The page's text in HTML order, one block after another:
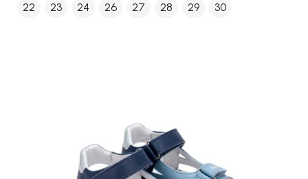
22 23 24 26 27 28 29 30